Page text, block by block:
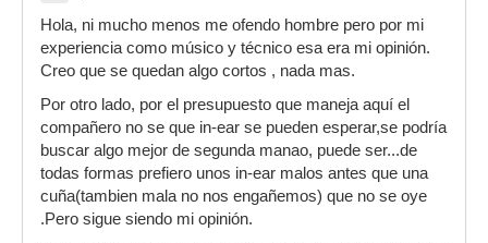
Hola, ni mucho menos me ofendo hombre pero por mi
experiencia como músico y técnico esa era mi opinión.
Creo que se quedan algo cortos , nada mas.
Por otro lado, por el presupuesto que maneja aquí el
compañero no se que in-ear se pueden esperar,se podría
buscar algo mejor de segunda manao, puede ser...de
todas formas prefiero unos in-ear malos antes que una
cuña(tambien mala no nos engañemos) que no se oye
.Pero sigue siendo mi opinión.